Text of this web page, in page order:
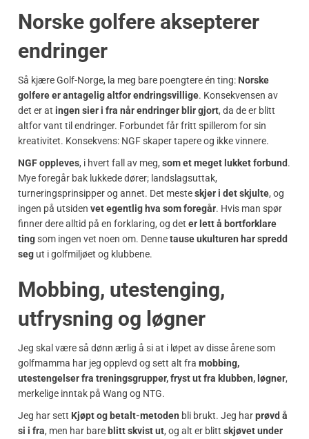
Norske golfere aksepterer
endringer
Så kjære Golf-Norge, la meg bare poengtere én ting: Norske
golfere er antagelig altfor endringsvillige. Konsekvensen av
det er at ingen sier i fra når endringer blir gjort, da de er blitt
altfor vant til endringer. Forbundet får fritt spillerom for sin
kreativitet. Konsekvens: NGF skaper tapere og ikke vinnere.
NGF oppleves, i hvert fall av meg, som et meget lukket forbund.
Mye foregår bak lukkede dører; landslagsuttak,
turneringsprinsipper og annet. Det mesteskjer i det skjulte, og
ingen på utsiden vet egentlig hva som foregår. Hvis man spør
finner dere alltid på en forklaring, og det er lett å bortforklare
tingsom ingen vet noen om. Dennetause ukulturen har spredd
seg ut i golfmiljøet og klubbene.
Mobbing, utestenging,
utfrysning og løgner
Jeg skal være så dønn ærlig å si at i løpet av disse årene som
golfmamma har jeg opplevd og sett alt fra mobbing,
utestengelser fra treningsgrupper, fryst ut fra klubben, løgner,
merkelige inntak på Wang og NTG.
Jeg har sett Kjøpt og betalt-metoden bli brukt. Jeg harprøvd å
si i fra, men har bare blitt skvist ut, og alt er blitt skjøvet under